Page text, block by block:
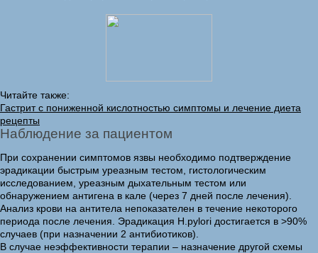
Читайте также:
Гастрит с пониженной кислотностью симптомы и лечение диета
рецепты
Наблюдение за пациентом
При сохранении симптомов язвы необходимо подтверждение
эрадикации быстрым уреазным тестом, гистологическим
исследованием, уреазным дыхательным тестом или
обнаружением антигена в кале (через 7 дней после лечения).
Анализ крови на антитела непоказателен в течение некоторого
периода после лечения. Эрадикация H.pylori достигается в >90%
случаев (при назначении 2 антибиотиков).
В случае неэффективности терапии – назначение другой схемы